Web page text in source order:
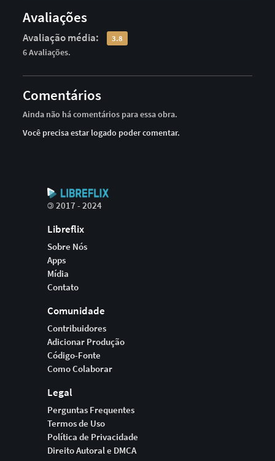
Avaliações
Avaliação média: 3.8
6 Avaliações.
Comentários
Ainda não há comentários para essa obra.
Você precisa estar logado poder comentar.
©2017 - 2024
Libreflix
Sobre Nós
Apps
Mídia
Contato
Comunidade
Contribuidores
Adicionar Produção
Código-Fonte
Como Colaborar
Legal
Perguntas Frequentes
Termos de Uso
Política de Privacidade
Direito Autoral e DMCA